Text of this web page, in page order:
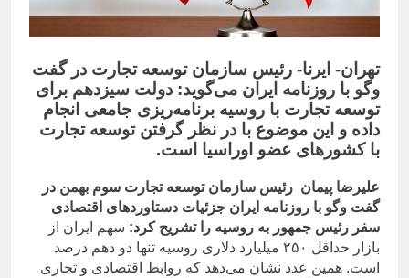
تهران- ایرنا- رئیس سازمان توسعه تجارت در گفت
وگو با روزنامه ایران می‌گوید: دولت سیزدهم برای
توسعه تجارت با روسیه برنامه‌ریزی جامعی انجام
داده و این موضوع با در نظر گرفتن توسعه تجارت
با کشورهای عضو اوراسیا است.
علیرضا پیمان رئیس سازمان توسعه تجارت سوم بهمن در
گفت وگو با روزنامه ایران جزئیات دستاوردهای اقتصادی
سفر رئیس جمهور به روسیه را تشریح کرد: سهم ایران از
بازار حداقل ۲۵۰ میلیارد دلاری روسیه تنها دو دهم درصد
است. همین عدد نشان می‌دهد که روابط اقتصادی و تجاری